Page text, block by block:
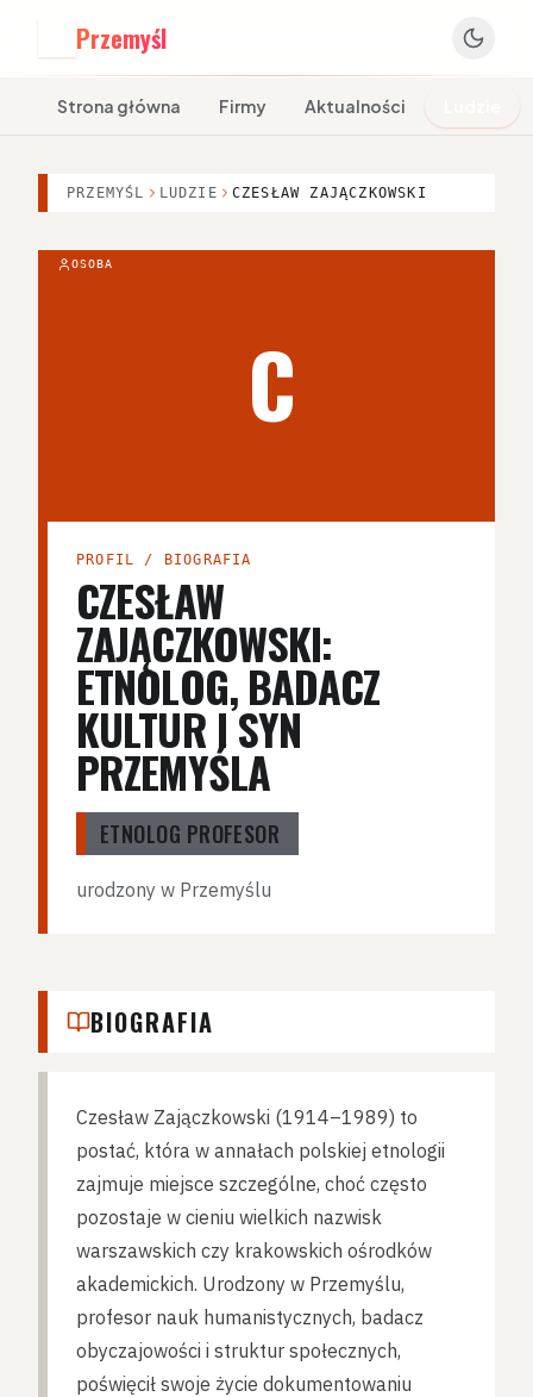
Przemyśl
Strona główna Firmy Aktualności
PRZEMYŚL LUDZIE CZESŁAW ZAJĄCZKOWSKI
C
OSOBA
PROFIL / BIOGRAFIA
CZESŁAW
ZAJĄCZKOWSKI:
ETNOLOG, BADACZ
KULTUR I SYN
PRZEMYŚLA
ETNOLOG PROFESOR
urodzony w Przemyślu
BIOGRAFIA
Czesław Zajączkowski (1914–1989) to
postać, która w annałach polskiej etnologii
zajmuje miejsce szczególne, choć często
pozostaje w cieniu wielkich nazwisk
warszawskich czy krakowskich ośrodków
akademickich. Urodzony w Przemyślu,
profesor nauk humanistycznych, badacz
obyczajowości i struktur społecznych,
poświęcił swoje życie dokumentowaniu